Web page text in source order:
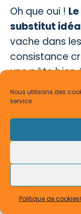
Nous utilisons des
service.
Politique de cookies
Oh que oui !
substitut
vache dans
consistance
une pâte bien
pancakes bien
excellente
souhaitent
lactose. Pour
un lait de coco
pour plus de
déjeuner
Quel est